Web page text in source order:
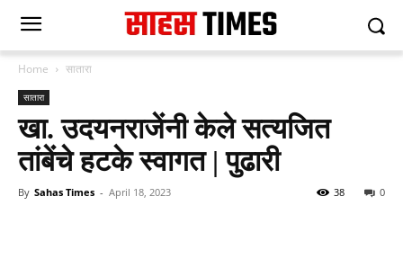
Home सातारा
सातारा
खा. उदयनराजेंनी केले सत्यजित
तांबेंचे हटके स्वागत | पुढारी
By Sahas Times - April 18, 2023 0
38